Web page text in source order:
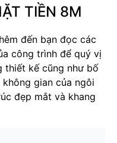
TIỀN 8M
đến bạn đọc các
công trình để quý vị
thiết kế cũng như bố
gian của ngôi
đẹp mắt và khang